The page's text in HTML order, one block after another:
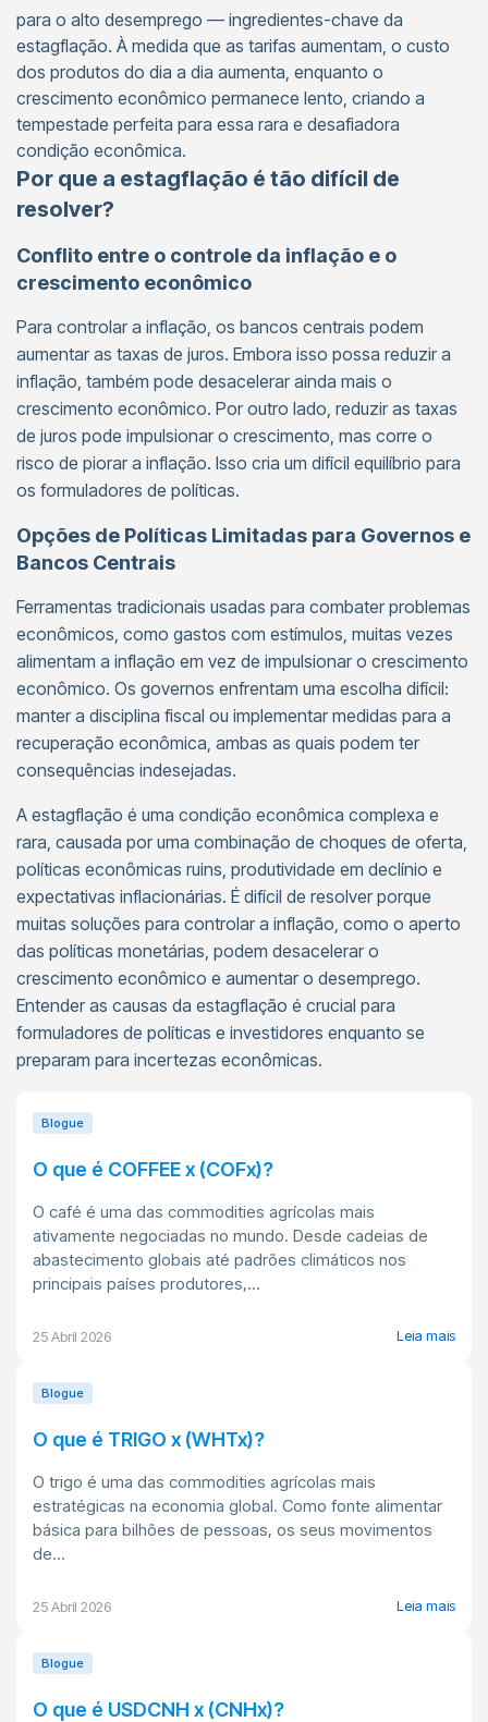
para o alto desemprego — ingredientes-chave da
estagflação. À medida que as tarifas aumentam, o custo
dos produtos do dia a dia aumenta, enquanto o
crescimento econômico permanece lento, criando a
tempestade perfeita para essa rara e desafiadora
condição econômica.
Por que a estagflação é tão difícil de
resolver?
Conflito entre o controle da inflação e o
crescimento econômico
Para controlar a inflação, os bancos centrais podem
aumentar as taxas de juros. Embora isso possa reduzir a
inflação, também pode desacelerar ainda mais o
crescimento econômico. Por outro lado, reduzir as taxas
de juros pode impulsionar o crescimento, mas corre o
risco de piorar a inflação. Isso cria um difícil equilíbrio para
os formuladores de políticas.
Opções de Políticas Limitadas para Governos e
Bancos Centrais
Ferramentas tradicionais usadas para combater problemas
econômicos, como gastos com estímulos, muitas vezes
alimentam a inflação em vez de impulsionar o crescimento
econômico. Os governos enfrentam uma escolha difícil:
manter a disciplina fiscal ou implementar medidas para a
recuperação econômica, ambas as quais podem ter
consequências indesejadas.
A estagflação é uma condição econômica complexa e
rara, causada por uma combinação de choques de oferta,
políticas econômicas ruins, produtividade em declínio e
expectativas inflacionárias. É difícil de resolver porque
muitas soluções para controlar a inflação, como o aperto
das políticas monetárias, podem desacelerar o
crescimento econômico e aumentar o desemprego.
Entender as causas da estagflação é crucial para
formuladores de políticas e investidores enquanto se
preparam para incertezas econômicas.
Blogue
O que é COFFEE x (COFx)?
O café é uma das commodities agrícolas mais
ativamente negociadas no mundo. Desde cadeias de
abastecimento globais até padrões climáticos nos
principais países produtores,...
25 Abril 2026 Leia mais
Blogue
O que é TRIGO x (WHTx)?
O trigo é uma das commodities agrícolas mais
estratégicas na economia global. Como fonte alimentar
básica para bilhões de pessoas, os seus movimentos
de...
25 Abril 2026 Leia mais
Blogue
O que é USDCNH x (CNHx)?